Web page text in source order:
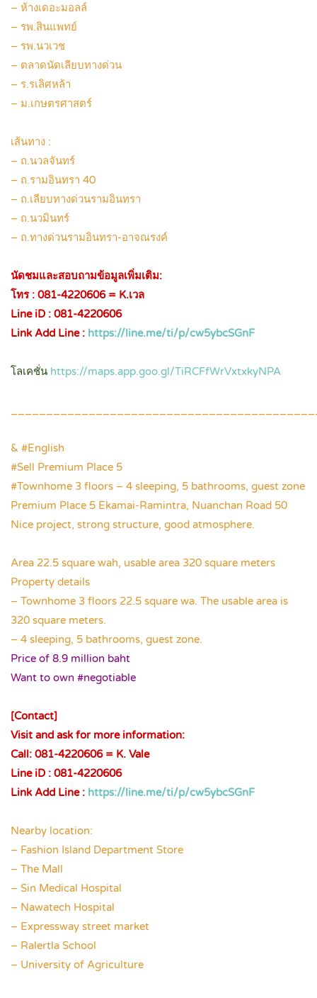
– ห้างเดอะมอลล์
– รพ.สินแพทย์
– รพ.นวเวช
– ตลาดนัดเลียบทางด่วน
– ร.รเลิศหล้า
– ม.เกษตรศาสตร์
เส้นทาง :
– ถ.นวลจันทร์
– ถ.รามอินทรา 40
– ถ.เลียบทางด่วนรามอินทรา
– ถ.นวมินทร์
– ถ.ทางด่วนรามอินทรา-อาจณรงค์
นัดชมและสอบถามข้อมูลเพิ่มเติม:
โทร : 081-4220606 = K.เวล
Line iD : 081-4220606
Link Add Line : https://line.me/ti/p/cw5ybcSGnF
โลเคชั่น https://maps.app.goo.gl/TiRCFfWrVxtxkyNPA
& #English
#Sell Premium Place 5
#Townhome 3 floors – 4 sleeping, 5 bathrooms, guest zone
Premium Place 5 Ekamai-Ramintra, Nuanchan Road 50
Nice project, strong structure, good atmosphere.
Area 22.5 square wah, usable area 320 square meters
Property details
– Townhome 3 floors 22.5 square wa. The usable area is
320 square meters.
– 4 sleeping, 5 bathrooms, guest zone.
Price of 8.9 million baht
Want to own #negotiable
[Contact]
Visit and ask for more information:
Call: 081-4220606 = K. Vale
Line iD : 081-4220606
Link Add Line : https://line.me/ti/p/cw5ybcSGnF
Nearby location:
– Fashion Island Department Store
– The Mall
– Sin Medical Hospital
– Nawatech Hospital
– Expressway street market
– Ralertla School
– University of Agriculture